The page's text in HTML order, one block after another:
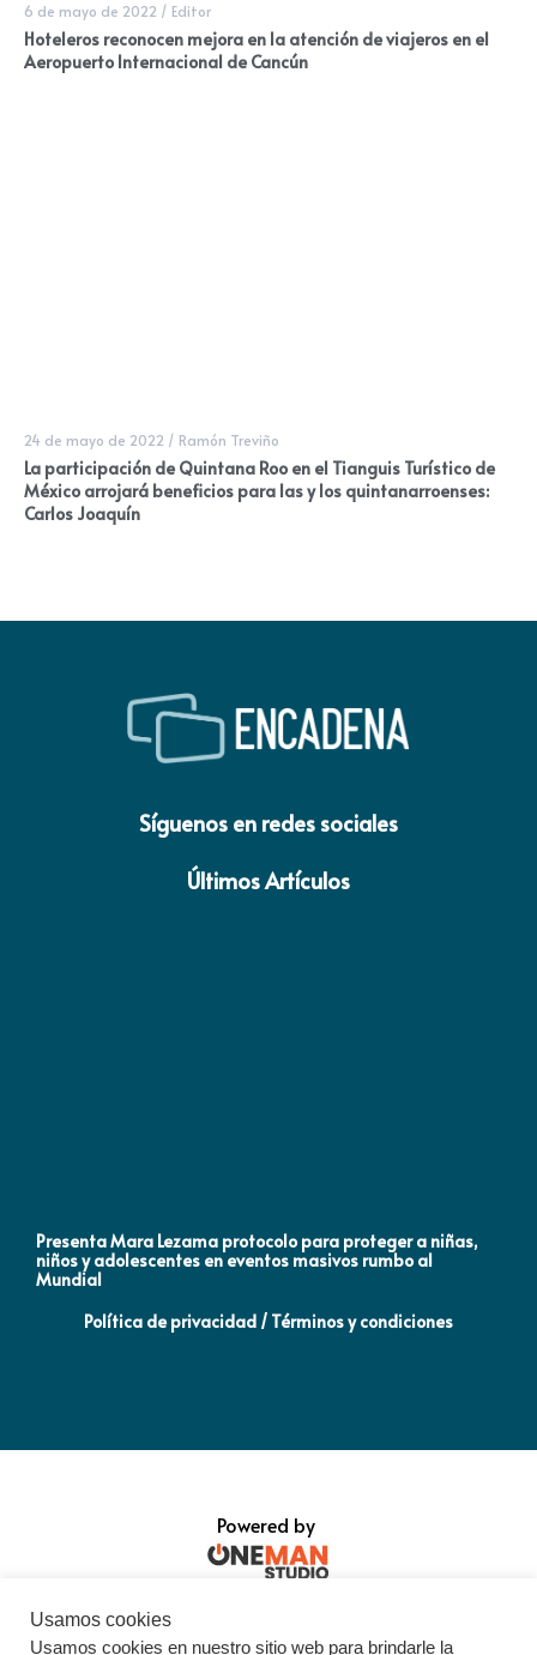
6 de mayo de 2022 / Editor
Hoteleros reconocen mejora en la atención de viajeros en el
Aeropuerto Internacional de Cancún
24 de mayo de 2022 / Ramón Treviño
La participación de Quintana Roo en el Tianguis Turístico de
México arrojará beneficios para las y los quintanarroenses:
Carlos Joaquín
Síguenos en redes sociales
Últimos Artículos
Presenta Mara Lezama protocolo para proteger a niñas,
niños y adolescentes en eventos masivos rumbo al
Mundial
Política de privacidad / Términos y condiciones
Powered by
Usamos cookies
Usamos cookies en nuestro sitio web para brindarle la